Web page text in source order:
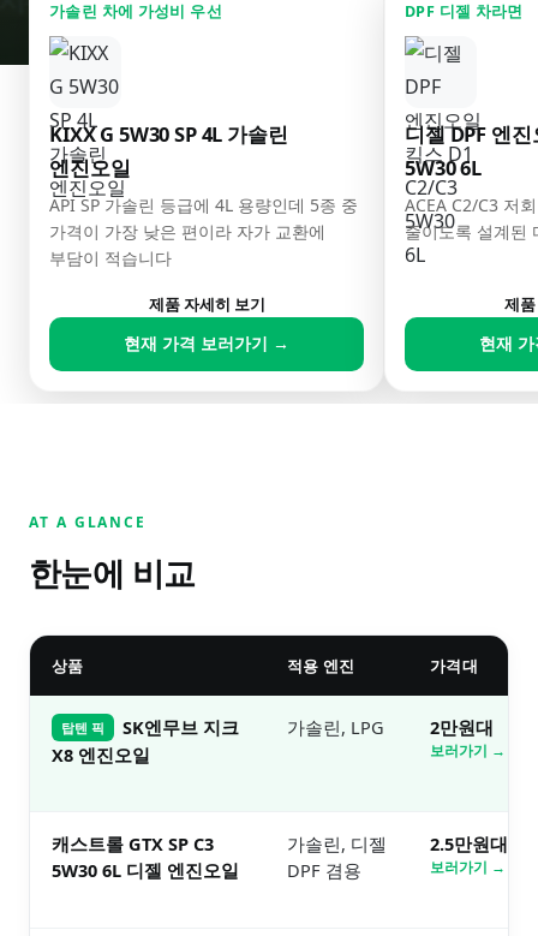
가솔린 차에 가성비 우선
KIXX G 5W30 SP 4L 가솔린
엔진오일
API SP 가솔린 등급에 4L 용량인데 5종 중
가격이 가장 낮은 편이라 자가 교환에
부담이 적습니다
제품 자세히 보기
현재 가격 보러가기 →
DPF 디젤 차라면
디젤 DPF 엔
5W30 6L
ACEA C2/C3 저
줄이도록 설계된
제
현재
AT A GLANCE
한눈에 비교
상품 적용 엔진 가격대
탑텐 픽
SK엔무브 지크
X8 엔진오일
가솔린, LPG 2만원대
보러가기 →
캐스트롤 GTX SP C3
5W30 6L 디젤 엔진오일
가솔린, 디젤
DPF 겸용
2.5만원대
보러가기 →